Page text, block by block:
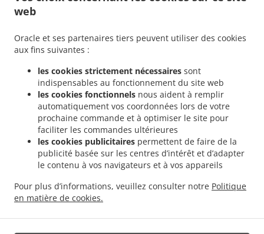
web
Oracle et ses partenaires tiers peuvent utiliser des cookies
aux fins suivantes :
les cookies strictement nécessaires sont
indispensables au fonctionnement du site web
les cookies fonctionnels nous aident à remplir
automatiquement vos coordonnées lors de votre
prochaine commande et à optimiser le site pour
faciliter les commandes ultérieures
les cookies publicitaires permettent de faire de la
publicité basée sur les centres d’intérêt et d’adapter
le contenu à vos navigateurs et à vos appareils
Pour plus d’informations, veuillez consulter notre Politique
en matière de cookies.
Menu
Burger Service de livraison Mulhouse Centre Historique Ouest .
livraison Mulhouse Bourtzwiller
. Burger Service de livraison Mulhouse Les Côteaux
Burger Service de livraison Mulhouse Drouot
. Burger Service de livraison Mulhouse
Burger Service de livraison Pfastatt . Burger Service de livraison Richwiller
Service de livraison Illzach . Burger Service de livraison Brunstatt-Didenheim Brunstatt
Burger Service de livraison Brunstatt-Didenheim Didenheim . Burger Service de
livraison Brunstatt-Didenheim
. Burger Service de livraison Riedisheim .
Burger Service de livraison Reiningue . Fast food Service de livraison. Livraison de
plats cuisinés Tacos. Sandwichs Service de livraison
Livraison de nourriture à emporter